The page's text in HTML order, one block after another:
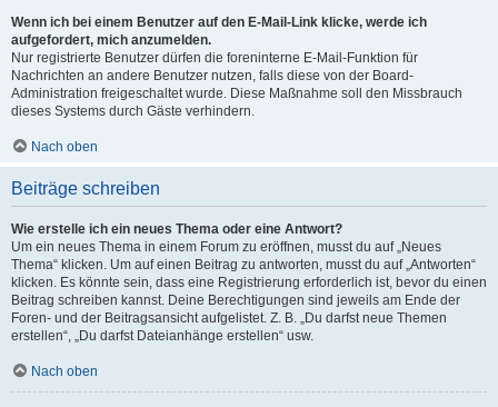
Wenn ich bei einem Benutzer auf den E-Mail-Link klicke, werde ich
aufgefordert, mich anzumelden.
Nur registrierte Benutzer dürfen die foreninterne E-Mail-Funktion für
Nachrichten an andere Benutzer nutzen, falls diese von der Board-
Administration freigeschaltet wurde. Diese Maßnahme soll den Missbrauch
dieses Systems durch Gäste verhindern.
Nach oben
Beiträge schreiben
Wie erstelle ich ein neues Thema oder eine Antwort?
Um ein neues Thema in einem Forum zu eröffnen, musst du auf „Neues
Thema“ klicken. Um auf einen Beitrag zu antworten, musst du auf „Antworten“
klicken. Es könnte sein, dass eine Registrierung erforderlich ist, bevor du einen
Beitrag schreiben kannst. Deine Berechtigungen sind jeweils am Ende der
Foren- und der Beitragsansicht aufgelistet. Z. B. „Du darfst neue Themen
erstellen“, „Du darfst Dateianhänge erstellen“ usw.
Nach oben